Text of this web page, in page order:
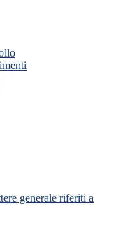
generale riferiti a